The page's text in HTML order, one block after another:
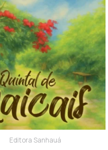
Editora Sanhauá